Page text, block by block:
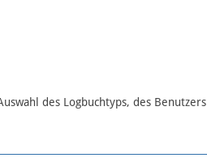
des Logbuchtyps, des Benutzers